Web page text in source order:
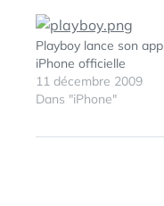
Playboy lance son app
iPhone officielle
11 décembre 2009
Dans "iPhone"